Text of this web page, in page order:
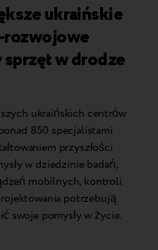
ukraińskie
rozwojowe
sprzęt w drodze
ukraińskich centrów
850 specjalistami
przyszłości
w dziedzinie badań,
mobilnych, kontroli
potrzebują
swoje pomysły w życie.